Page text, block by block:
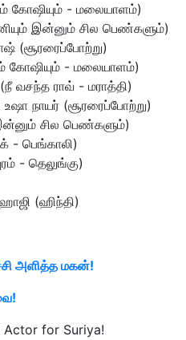
கோஷியும் - மலையாளம்)
இன்னும் சில பெண்களும்)
(சூரரைப்போற்று)
கோஷியும் - மலையாளம்)
வசந்த ராவ் - மராத்தி)
நாயர் (சூரரைப்போற்று)
இன்னும் சில பெண்களும்)
- பெங்காலி)
- தெலுங்கு)
(ஹிந்தி)
அளித்த மகன்!
for Suriya!